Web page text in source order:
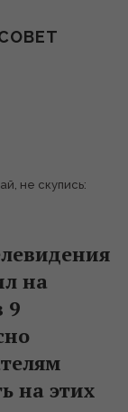
не скупись:
на
9
на этих